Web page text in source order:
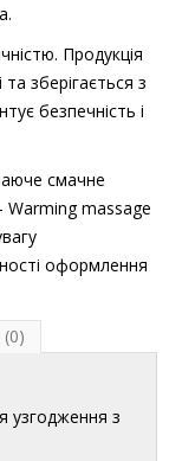
Продукція
зберігається з
безпечність і
смачне
Warming massage
оформлення
(0)
узгодження з